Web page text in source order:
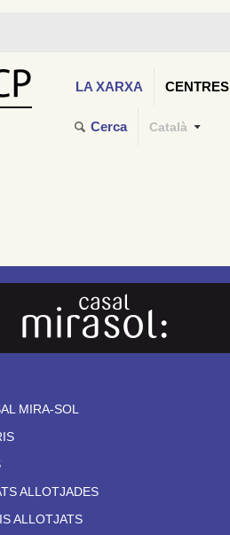
LA XARXA CENTRES
Cerca Català
MIRA-SOL
ALLOTJADES
ALLOTJATS